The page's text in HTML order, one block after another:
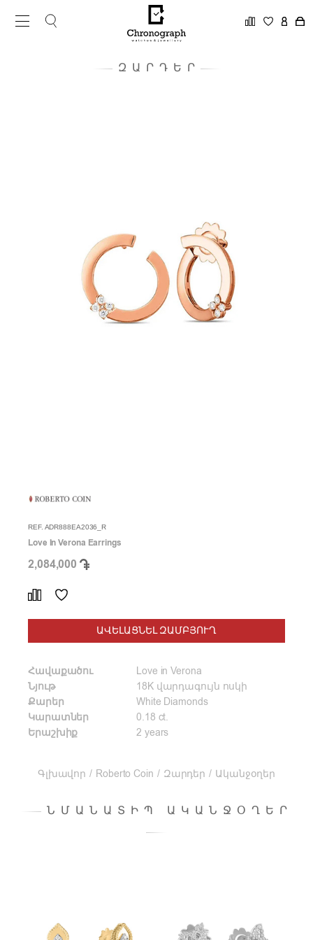
ԶԱՐԴԵՐ
REF. ADR888EA2036_R
Love In Verona Earrings
2,084,000
ԱՎԵԼԱՑՆԵԼ ԶԱՄԲՅՈՒՂ
Հավաքածու
Love in Verona
Նյութ
18K վարդագույն ոսկի
Քարեր
White Diamonds
Կարատներ
0.18 ct.
Երաշխիք
2 years
Գլխավոր / Roberto Coin / Զարդեր / Ականջօղեր
ՆՄԱՆԱՏԻՊ ԱԿԱՆՋՕՂԵՐ